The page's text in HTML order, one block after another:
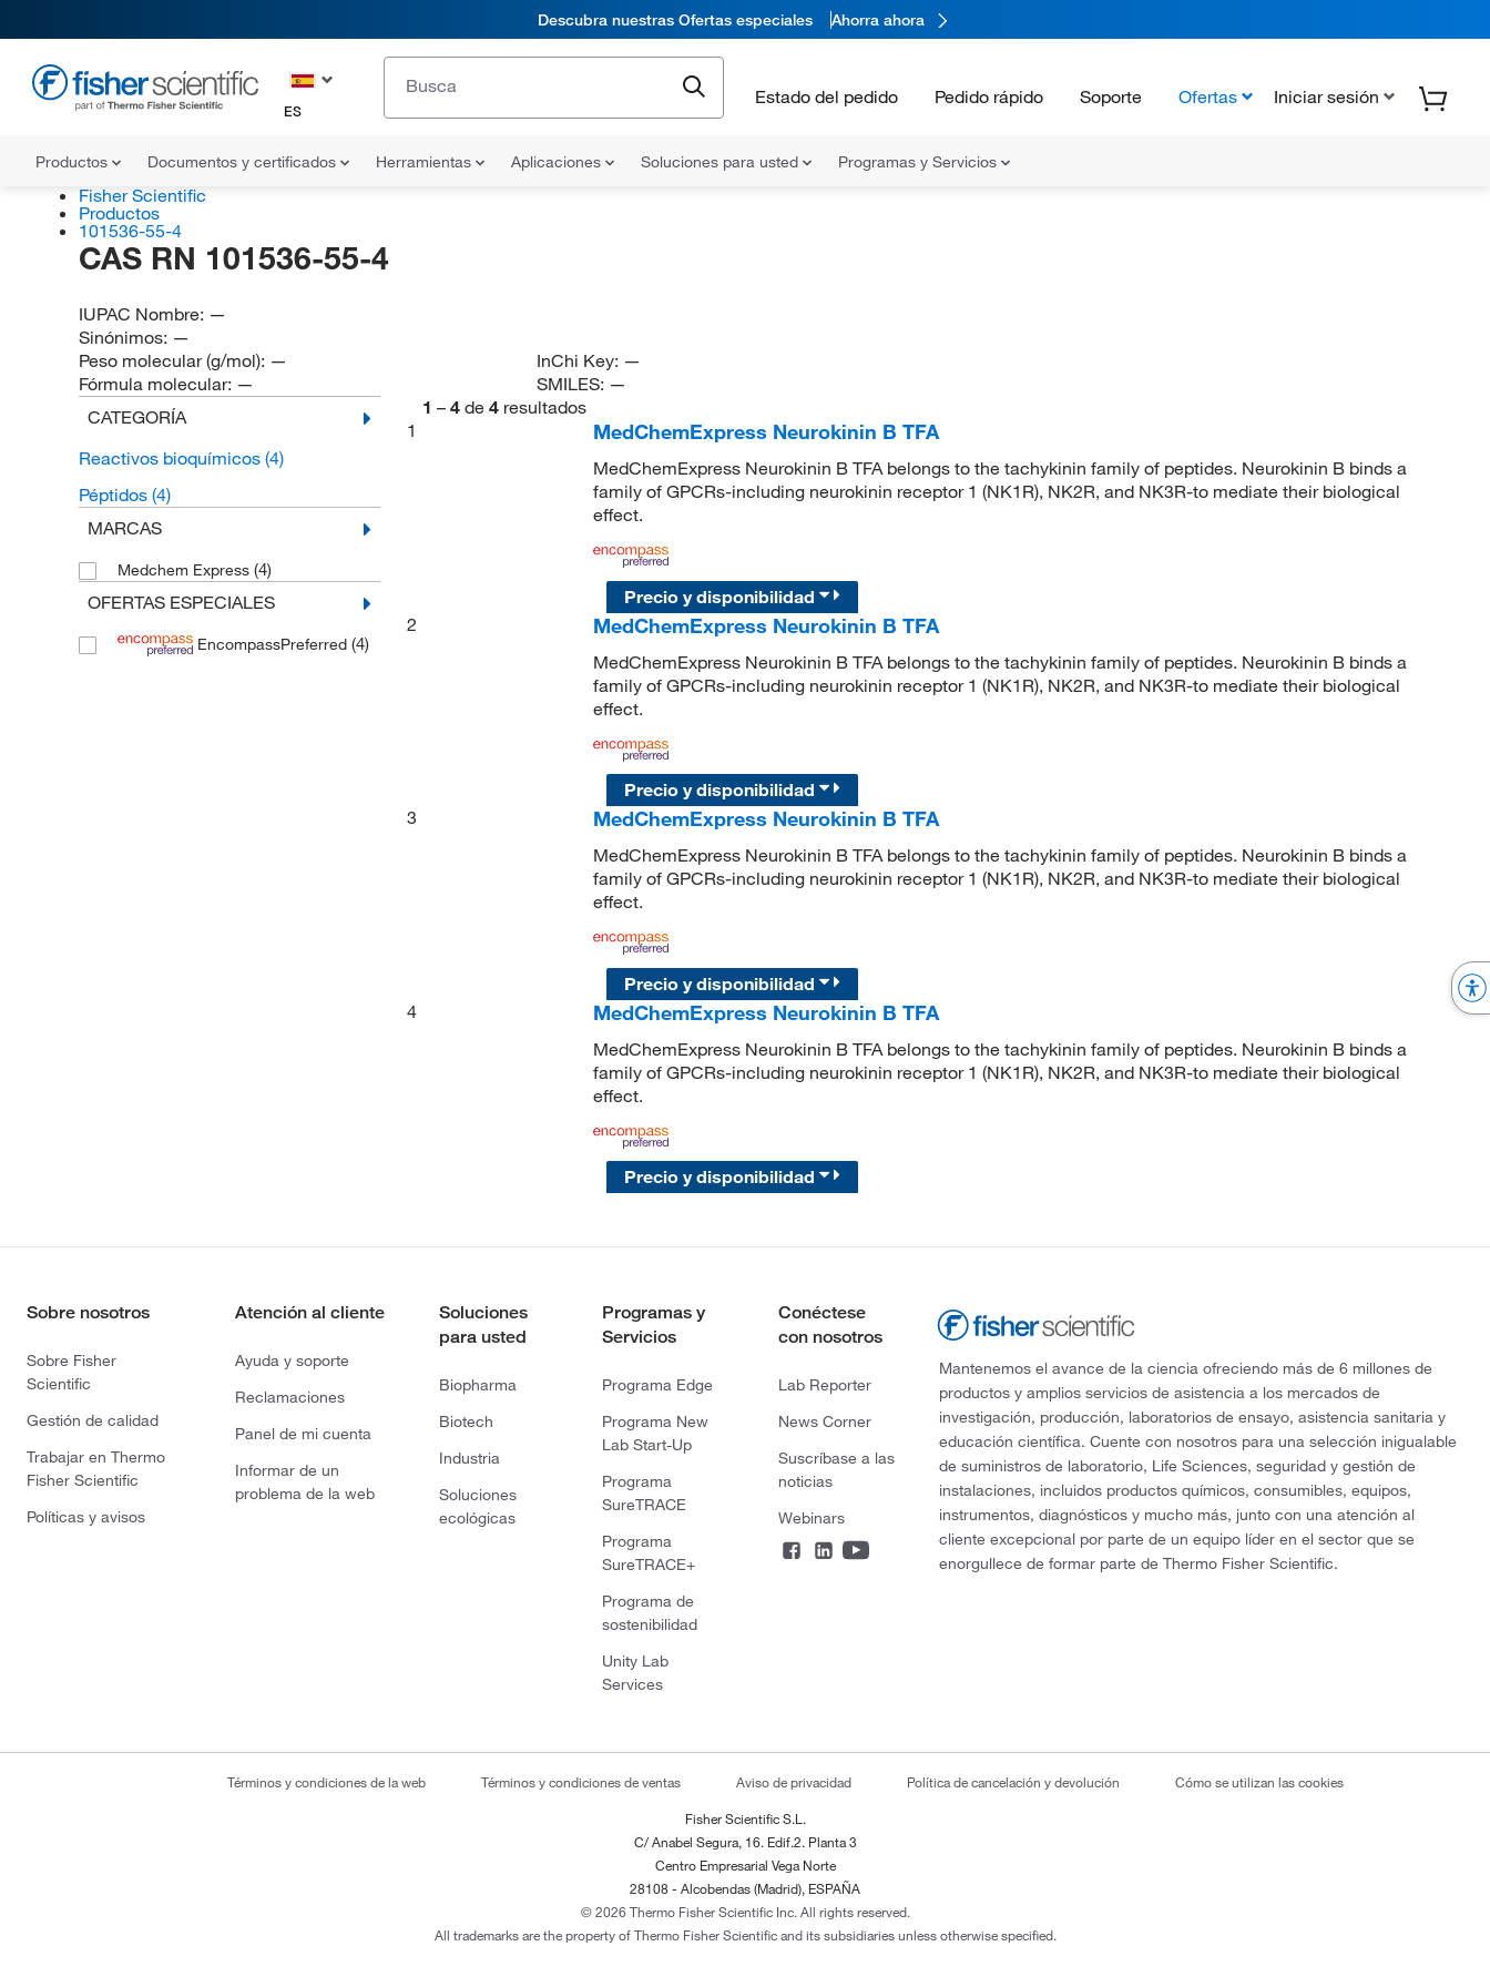
Descubra nuestras Ofertas especiales Ahorra ahora
ES
Estado del pedido Pedido rápido Soporte Ofertas Iniciar sesión
Productos Documentos y certificados Herramientas Aplicaciones Soluciones para usted Programas y Servicios
Fisher Scientific
Productos
101536-55-4
CAS RN 101536-55-4
IUPAC Nombre: —
Sinónimos: —
Peso molecular (g/mol): —
Fórmula molecular: —
InChi Key: —
SMILES: —
CATEGORÍA
Reactivos bioquímicos (4)
Péptidos (4)
MARCAS
Medchem Express (4)
OFERTAS ESPECIALES
EncompassPreferred (4)
1 – 4 de 4 resultados
1
MedChemExpress Neurokinin B TFA
MedChemExpress Neurokinin B TFA belongs to the tachykinin family of peptides. Neurokinin B binds a
family of GPCRs-including neurokinin receptor 1 (NK1R), NK2R, and NK3R-to mediate their biological
effect.
Precio y disponibilidad
2
MedChemExpress Neurokinin B TFA
MedChemExpress Neurokinin B TFA belongs to the tachykinin family of peptides. Neurokinin B binds a
family of GPCRs-including neurokinin receptor 1 (NK1R), NK2R, and NK3R-to mediate their biological
effect.
Precio y disponibilidad
3
MedChemExpress Neurokinin B TFA
MedChemExpress Neurokinin B TFA belongs to the tachykinin family of peptides. Neurokinin B binds a
family of GPCRs-including neurokinin receptor 1 (NK1R), NK2R, and NK3R-to mediate their biological
effect.
Precio y disponibilidad
4
MedChemExpress Neurokinin B TFA
MedChemExpress Neurokinin B TFA belongs to the tachykinin family of peptides. Neurokinin B binds a
family of GPCRs-including neurokinin receptor 1 (NK1R), NK2R, and NK3R-to mediate their biological
effect.
Precio y disponibilidad
Sobre nosotros
Sobre Fisher
Scientific
Gestión de calidad
Trabajar en Thermo
Fisher Scientific
Políticas y avisos
Atención al cliente
Ayuda y soporte
Reclamaciones
Panel de mi cuenta
Informar de un
problema de la web
Soluciones
para usted
Biopharma
Biotech
Industria
Soluciones
ecológicas
Programas y
Servicios
Programa Edge
Programa New
Lab Start-Up
Programa
SureTRACE
Programa
SureTRACE+
Programa de
sostenibilidad
Unity Lab
Services
Conéctese
con nosotros
Lab Reporter
News Corner
Suscríbase a las
noticias
Webinars
Mantenemos el avance de la ciencia ofreciendo más de 6 millones de
productos y amplios servicios de asistencia a los mercados de
investigación, producción, laboratorios de ensayo, asistencia sanitaria y
educación científica. Cuente con nosotros para una selección inigualable
de suministros de laboratorio, Life Sciences, seguridad y gestión de
instalaciones, incluidos productos químicos, consumibles, equipos,
instrumentos, diagnósticos y mucho más, junto con una atención al
cliente excepcional por parte de un equipo líder en el sector que se
enorgullece de formar parte de Thermo Fisher Scientific.
Términos y condiciones de la web Términos y condiciones de ventas Aviso de privacidad Política de cancelación y devolución Cómo se utilizan las cookies
Fisher Scientific S.L.
C/ Anabel Segura, 16. Edif.2. Planta 3
Centro Empresarial Vega Norte
28108 - Alcobendas (Madrid), ESPAÑA
© 2026 Thermo Fisher Scientific Inc. All rights reserved.
All trademarks are the property of Thermo Fisher Scientific and its subsidiaries unless otherwise specified.